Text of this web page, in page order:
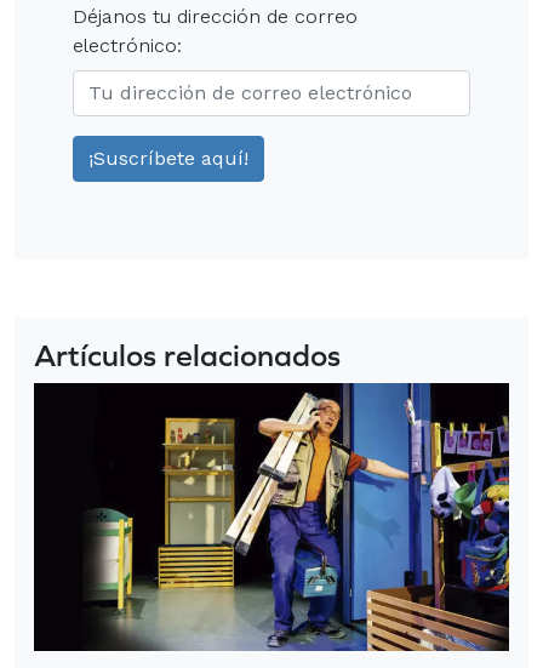
Déjanos tu dirección de correo
electrónico:
Artículos relacionados